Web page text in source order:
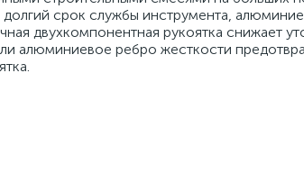
срок службы инструмента,
двухкомпонентная рукоятка снижает
алюминиевое ребро жесткости